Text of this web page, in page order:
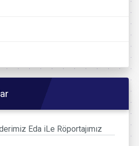
Eda iLe Röportajımız